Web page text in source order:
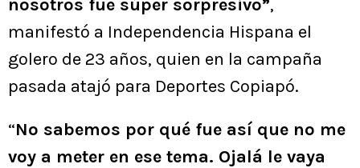
nosotros fue súper sorpresivo”,
manifestó a Independencia Hispana el
golero de 23 años, quien en la campaña
pasada atajó para Deportes Copiapó.
“No sabemos por qué fue así que no me
voy a meter en ese tema. Ojalá le vaya